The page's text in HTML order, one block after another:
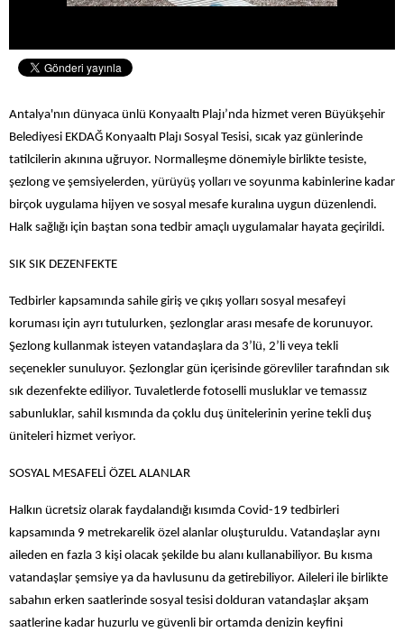
Antalya'nın dünyaca ünlü Konyaaltı Plajı’nda hizmet veren Büyükşehir
Belediyesi EKDAĞ Konyaaltı Plajı Sosyal Tesisi, sıcak yaz günlerinde
tatilcilerin akınına uğruyor. Normalleşme dönemiyle birlikte tesiste,
şezlong ve şemsiyelerden, yürüyüş yolları ve soyunma kabinlerine kadar
birçok uygulama hijyen ve sosyal mesafe kuralına uygun düzenlendi.
Halk sağlığı için baştan sona tedbir amaçlı uygulamalar hayata geçirildi.
SIK SIK DEZENFEKTE
Tedbirler kapsamında sahile giriş ve çıkış yolları sosyal mesafeyi
koruması için ayrı tutulurken, şezlonglar arası mesafe de korunuyor.
Şezlong kullanmak isteyen vatandaşlara da 3’lü, 2’li veya tekli
seçenekler sunuluyor. Şezlonglar gün içerisinde görevliler tarafından sık
sık dezenfekte ediliyor. Tuvaletlerde fotoselli musluklar ve temassız
sabunluklar, sahil kısmında da çoklu duş ünitelerinin yerine tekli duş
üniteleri hizmet veriyor.
SOSYAL MESAFELİ ÖZEL ALANLAR
Halkın ücretsiz olarak faydalandığı kısımda Covid-19 tedbirleri
kapsamında 9 metrekarelik özel alanlar oluşturuldu. Vatandaşlar aynı
aileden en fazla 3 kişi olacak şekilde bu alanı kullanabiliyor. Bu kısma
vatandaşlar şemsiye ya da havlusunu da getirebiliyor. Aileleri ile birlikte
sabahın erken saatlerinde sosyal tesisi dolduran vatandaşlar akşam
saatlerine kadar huzurlu ve güvenli bir ortamda denizin keyfini